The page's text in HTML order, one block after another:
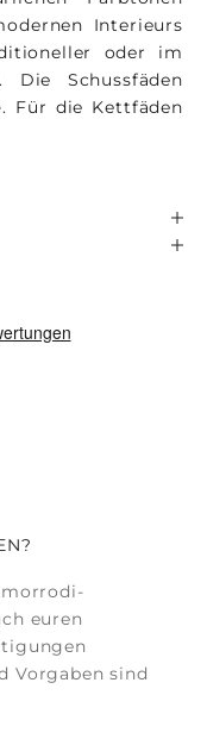
Interieurs
oder im
Die Schussfäden
. Für die Kettfäden
euren
Vorgaben sind